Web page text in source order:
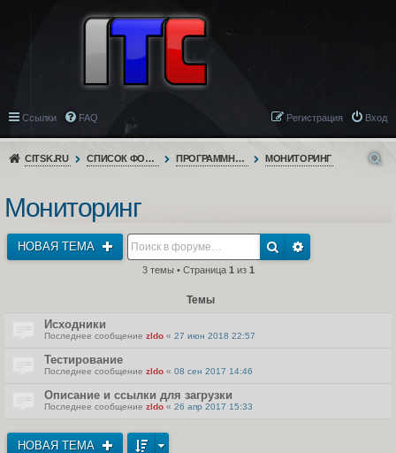
Ссылки FAQ Вход
Регистрация
CITSK.RU СПИСОК ФОРУМОВ ПРОГРАММНОЕ ОБЕСПЕЧЕНИЕ МОНИТОРИНГ
Мониторинг
НОВАЯ ТЕМА
3 темы • Страница 1 из 1
Темы
Исходники
Последнее сообщение zldo « 27 июн 2018 22:57
Тестирование
Последнее сообщение zldo « 08 сен 2017 14:46
Описание и ссылки для загрузки
Последнее сообщение zldo « 26 апр 2017 15:33
НОВАЯ ТЕМА